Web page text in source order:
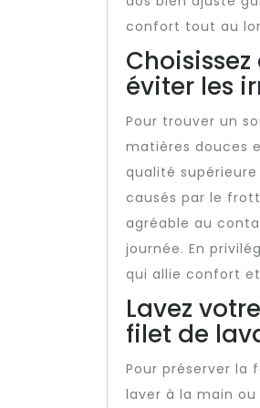
confort tout au
éviter les
Pour trouver un
matières douces
qualité
causés par le
agréable au
journée. En
qui allie confort
Lavez
filet de
Pour préserver la
laver à la main